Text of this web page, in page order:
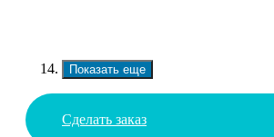
Показать еще
Сделать заказ